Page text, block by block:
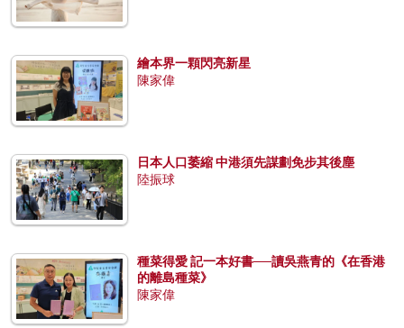
繪本界一顆閃亮新星
陳家偉
日本人口萎縮 中港須先謀劃免步其後塵
陸振球
種菜得愛 記一本好書──讀吳燕青的《在香港
的離島種菜》
陳家偉